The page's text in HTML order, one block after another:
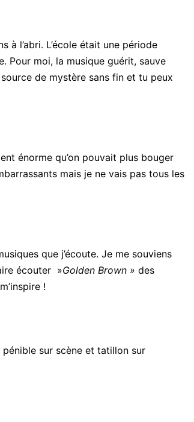
à l’abri. L’école était une période
Pour moi, la musique guérit, sauve
de mystère sans fin et tu peux
énorme qu’on pouvait plus bouger
mais je ne vais pas tous les
que j’écoute. Je me souviens
écouter »Golden Brown » des
!
sur scène et tatillon sur